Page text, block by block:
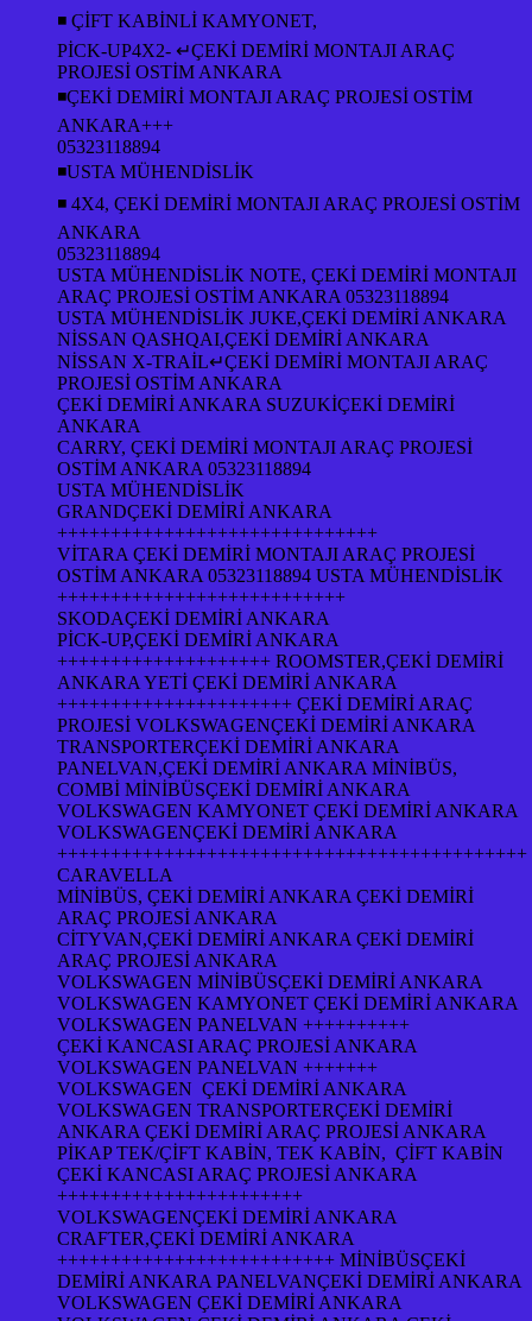
◾ ÇİFT KABİNLİ KAMYONET,
PİCK-UP4X2- ↵ÇEKİ DEMİRİ MONTAJI ARAÇ
PROJESİ OSTİM ANKARA
◾ÇEKİ DEMİRİ MONTAJI ARAÇ PROJESİ OSTİM
ANKARA+++
05323118894
◾USTA MÜHENDİSLİK
◾ 4X4, ÇEKİ DEMİRİ MONTAJI ARAÇ PROJESİ OSTİM
ANKARA
05323118894
USTA MÜHENDİSLİK NOTE, ÇEKİ DEMİRİ MONTAJI
ARAÇ PROJESİ OSTİM ANKARA 05323118894
USTA MÜHENDİSLİK JUKE,ÇEKİ DEMİRİ ANKARA
NİSSAN QASHQAI,ÇEKİ DEMİRİ ANKARA
NİSSAN X-TRAİL↵ÇEKİ DEMİRİ MONTAJI ARAÇ
PROJESİ OSTİM ANKARA
ÇEKİ DEMİRİ ANKARA SUZUKİÇEKİ DEMİRİ
ANKARA
CARRY, ÇEKİ DEMİRİ MONTAJI ARAÇ PROJESİ
OSTİM ANKARA 05323118894
USTA MÜHENDİSLİK
GRANDÇEKİ DEMİRİ ANKARA
++++++++++++++++++++++++++++++
VİTARA ÇEKİ DEMİRİ MONTAJI ARAÇ PROJESİ
OSTİM ANKARA 05323118894 USTA MÜHENDİSLİK
+++++++++++++++++++++++++++
SKODAÇEKİ DEMİRİ ANKARA
PİCK-UP,ÇEKİ DEMİRİ ANKARA
++++++++++++++++++++ ROOMSTER,ÇEKİ DEMİRİ
ANKARA YETİ ÇEKİ DEMİRİ ANKARA
++++++++++++++++++++++ ÇEKİ DEMİRİ ARAÇ
PROJESİ VOLKSWAGENÇEKİ DEMİRİ ANKARA
TRANSPORTERÇEKİ DEMİRİ ANKARA
PANELVAN,ÇEKİ DEMİRİ ANKARA MİNİBÜS,
COMBİ MİNİBÜSÇEKİ DEMİRİ ANKARA
VOLKSWAGEN KAMYONET ÇEKİ DEMİRİ ANKARA
VOLKSWAGENÇEKİ DEMİRİ ANKARA
++++++++++++++++++++++++++++++++++++++++++++
CARAVELLA
MİNİBÜS, ÇEKİ DEMİRİ ANKARA ÇEKİ DEMİRİ
ARAÇ PROJESİ ANKARA
CİTYVAN,ÇEKİ DEMİRİ ANKARA ÇEKİ DEMİRİ
ARAÇ PROJESİ ANKARA
VOLKSWAGEN MİNİBÜSÇEKİ DEMİRİ ANKARA
VOLKSWAGEN KAMYONET ÇEKİ DEMİRİ ANKARA
VOLKSWAGEN PANELVAN ++++++++++
ÇEKİ KANCASI ARAÇ PROJESİ ANKARA
VOLKSWAGEN PANELVAN +++++++
VOLKSWAGEN ÇEKİ DEMİRİ ANKARA
VOLKSWAGEN TRANSPORTERÇEKİ DEMİRİ
ANKARA ÇEKİ DEMİRİ ARAÇ PROJESİ ANKARA
PİKAP TEK/ÇİFT KABİN, TEK KABİN, ÇİFT KABİN
ÇEKİ KANCASI ARAÇ PROJESİ ANKARA
+++++++++++++++++++++++
VOLKSWAGENÇEKİ DEMİRİ ANKARA
CRAFTER,ÇEKİ DEMİRİ ANKARA
++++++++++++++++++++++++++ MİNİBÜSÇEKİ
DEMİRİ ANKARA PANELVANÇEKİ DEMİRİ ANKARA
VOLKSWAGEN ÇEKİ DEMİRİ ANKARA